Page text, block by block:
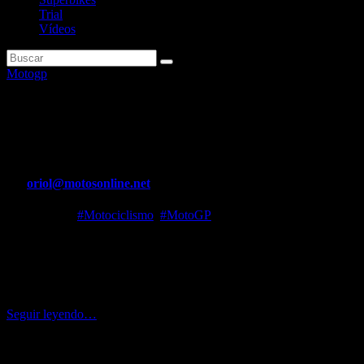
Trial
Vídeos
Motogp
oriol@motosonline.net
#Motociclismo #MotoGP
Seguir leyendo…